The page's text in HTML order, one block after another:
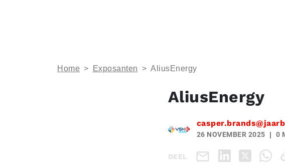
Home > Exposanten > AliusEnergy
AliusEnergy
26 NOVEMBER 2025 0
DEEL